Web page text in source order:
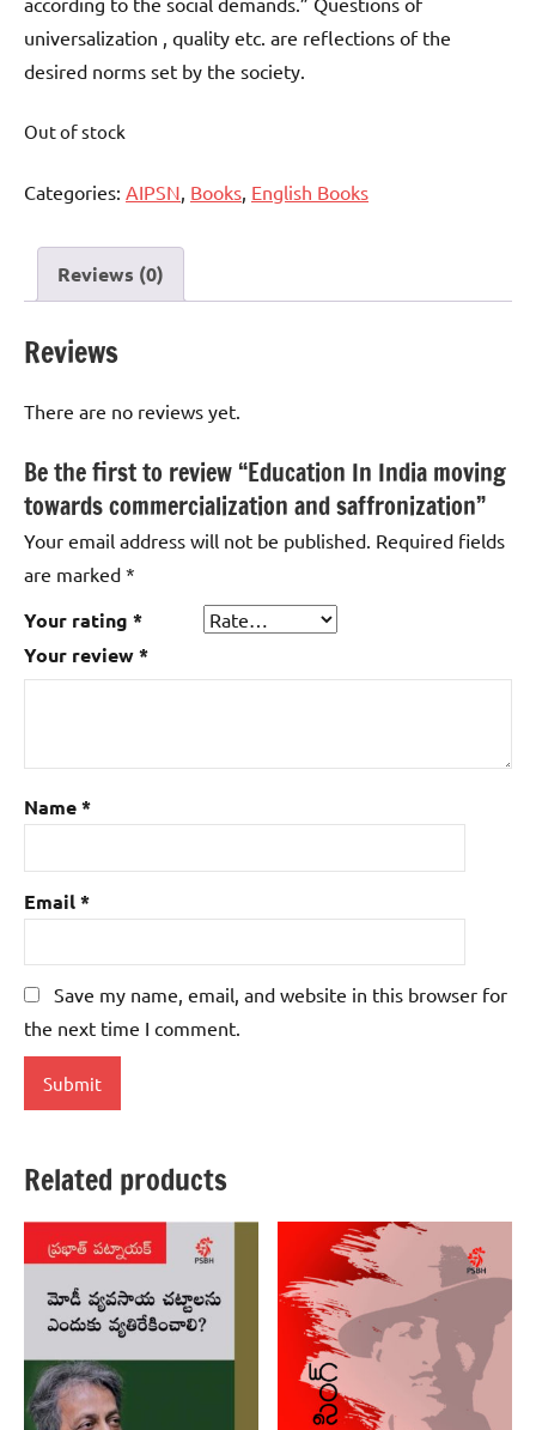
universalization , quality etc. are reflections of the
desired norms set by the society.
Out of stock
Categories: AIPSN Books English Books
Reviews (0)
Reviews
There are no reviews yet.
Be the first to review “Education In India moving
towards commercialization and saffronization”
Your email address will not be published. Required fields
are marked *
Your rating *
Your review*
Name*
Email*
Save my name, email, and website in this browser for
the next time I comment.
Related products